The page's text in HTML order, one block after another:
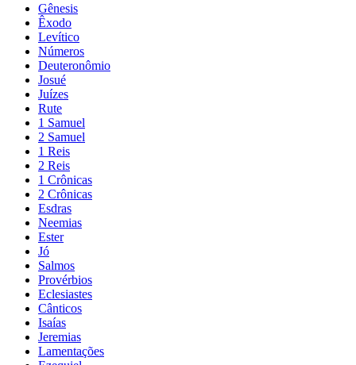
Gênesis
Êxodo
Levítico
Números
Deuteronômio
Josué
Juízes
Rute
1 Samuel
2 Samuel
1 Reis
2 Reis
1 Crônicas
2 Crônicas
Esdras
Neemias
Ester
Jó
Salmos
Provérbios
Eclesiastes
Cânticos
Isaías
Jeremias
Lamentações